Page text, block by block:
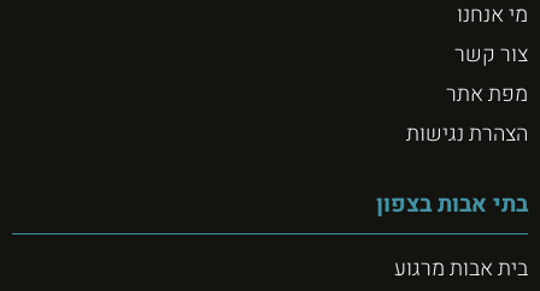
מי אנחנו
צור קשר
מפת אתר
הצהרת נגישות
בתי אבות בצפון
בית אבות מרגוע